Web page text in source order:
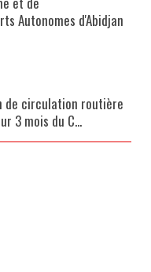
Autonomes d'Abidjan
de circulation routière
3 mois du C...